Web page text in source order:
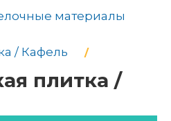
материалы
/ Кафель
плитка /